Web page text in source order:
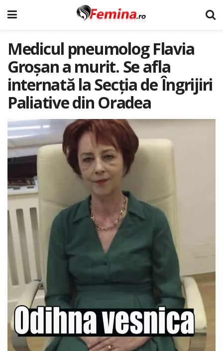
Medicul pneumolog Flavia
Groșan a murit. Se afla
internată la Secția de Îngrijiri
Paliative din Oradea